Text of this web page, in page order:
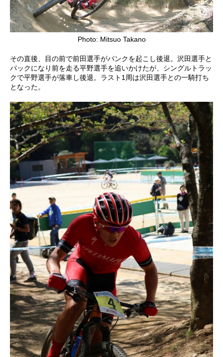
Photo: Mitsuo Takano
その直後、目の前で前田選手がパンクを起こし後退。沢田選手と
パックになり前を走る平野選手を追いかけたが、シングルトラッ
クで平野選手が落車し後退。ラスト1周は沢田選手との一騎打ち
となった。